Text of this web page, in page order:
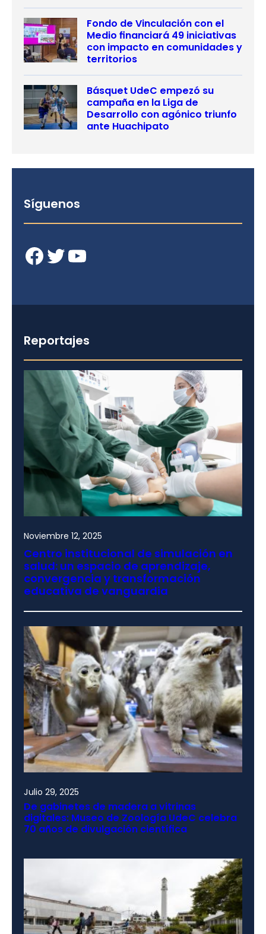
Fondo de Vinculación con el
Medio financiará 49 iniciativas
con impacto en comunidades y
territorios
Básquet UdeC empezó su
campaña en la Liga de
Desarrollo con agónico triunfo
ante Huachipato
Síguenos
Facebook Twitter YouTube
Reportajes
Noviembre 12, 2025
Centro institucional de simulación en
salud: un espacio de aprendizaje,
convergencia y transformación
educativa de vanguardia
Julio 29, 2025
De gabinetes de madera a vitrinas
digitales: Museo de Zoología UdeC celebra
70 años de divulgación científica